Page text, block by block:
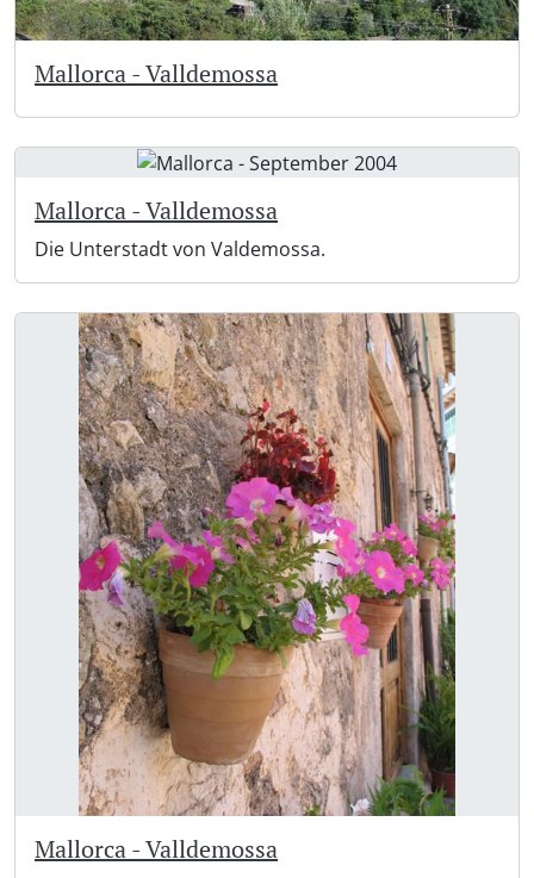
Mallorca - Valldemossa
Mallorca - Valldemossa
Die Unterstadt von Valdemossa.
Mallorca - Valldemossa